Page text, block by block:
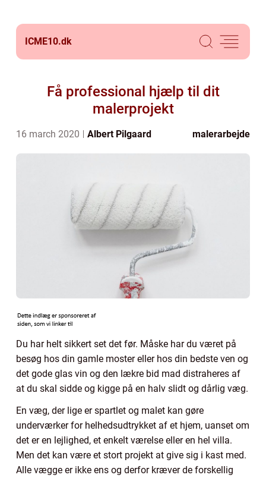
ICME10.dk
Få professional hjælp til dit
malerprojekt
16 march 2020 Albert Pilgaard malerarbejde
Du har helt sikkert set det før. Måske har du været på
besøg hos din gamle moster eller hos din bedste ven og
det gode glas vin og den lækre bid mad distraheres af
at du skal sidde og kigge på en halv slidt og dårlig væg.
En væg, der lige er spartlet og malet kan gøre
underværker for helhedsudtrykket af et hjem, uanset om
det er en lejlighed, et enkelt værelse eller en hel villa.
Men det kan være et stort projekt at give sig i kast med.
Alle vægge er ikke ens og derfor kræver de forskellig